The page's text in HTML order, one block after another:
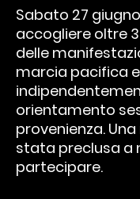
Sabato 27
accogliere oltre
delle
marcia pacifica
orientamento
provenienza.
stata preclusa a
partecipare.